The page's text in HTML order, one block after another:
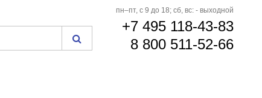
пн–пт, с 9 до 18; сб, вс: - выходной
+7 495 118-43-83
8 800 511-52-66